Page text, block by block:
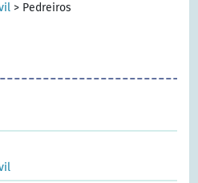
> Pedreiros